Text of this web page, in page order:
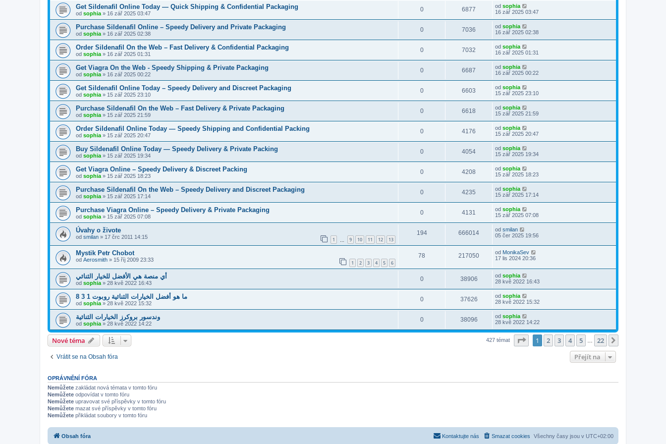
Get Sildenafil Online Today — Quick Shipping & Confidential Packaging
od sophia » 16 zář 2025 03:47
0 6877 od sophia
16 zář 2025 03:47
Purchase Sildenafil Online – Speedy Delivery and Private Packaging
od sophia » 16 zář 2025 02:38
0 7036 od sophia
16 zář 2025 02:38
Order Sildenafil On the Web – Fast Delivery & Confidential Packaging
od sophia » 16 zář 2025 01:31
0 7032 od sophia
16 zář 2025 01:31
Get Viagra On the Web - Speedy Shipping & Private Packaging
od sophia » 16 zář 2025 00:22
0 6687 od sophia
16 zář 2025 00:22
Get Sildenafil Online Today – Speedy Delivery and Discreet Packaging
od sophia » 15 zář 2025 23:10
0 6603 od sophia
15 zář 2025 23:10
Purchase Sildenafil On the Web – Fast Delivery & Private Packaging
od sophia » 15 zář 2025 21:59
0 6618 od sophia
15 zář 2025 21:59
Order Sildenafil Online Today — Speedy Shipping and Confidential Packing
od sophia » 15 zář 2025 20:47
0 4176 od sophia
15 zář 2025 20:47
Buy Sildenafil Online Today — Speedy Delivery & Private Packing
od sophia » 15 zář 2025 19:34
0 4054 od sophia
15 zář 2025 19:34
Get Viagra Online – Speedy Delivery & Discreet Packing
od sophia » 15 zář 2025 18:23
0 4208 od sophia
15 zář 2025 18:23
Purchase Sildenafil On the Web – Speedy Delivery and Discreet Packaging
od sophia » 15 zář 2025 17:14
0 4235 od sophia
15 zář 2025 17:14
Purchase Viagra Online – Speedy Delivery & Private Packaging
od sophia » 15 zář 2025 07:08
0 4131 od sophia
15 zář 2025 07:08
Úvahy o živote
od smilan » 17 črc 2011 14:15 1 9 10 11 12 13
194 666014 od smilan
05 čer 2025 19:56
Mystik Petr Chobot
od Aerosmith » 15 říj 2009 23:33 1 2 3 4 5 6
78 217050 od MonikaSev
17 lis 2024 20:36
أي منصة هي الأفضل للخيار الثنائي
od sophia » 28 kvě 2022 16:43
0 38906 od sophia
28 kvě 2022 16:43
ما هو أفضل الخيارات الثنائية روبوت 1 3 8
od sophia » 28 kvě 2022 15:32
0 37626 od sophia
28 kvě 2022 15:32
وندسور بروكرز الخيارات الثنائية
od sophia » 28 kvě 2022 14:22
0 38096 od sophia
28 kvě 2022 14:22
Nové téma 427 témat Stránka z
1 2 3 4 5 22
Vrátit se na Obsah fóra Přejít na
OPRÁVNĚNÍ FÓRA
Nemůžete zakládat nová témata v tomto fóru
Nemůžete odpovídat v tomto fóru
Nemůžete upravovat své příspěvky v tomto fóru
Nemůžete mazat své příspěvky v tomto fóru
Nemůžete přikládat soubory v tomto fóru
Obsah fóra Všechny časy jsou v UTC+02:00
Smazat cookies
Kontaktujte nás